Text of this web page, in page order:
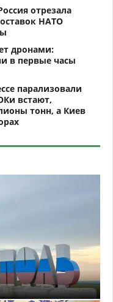
отрезала
НАТО
дронами:
в первые часы
парализовали
встают,
тонн, а Киев